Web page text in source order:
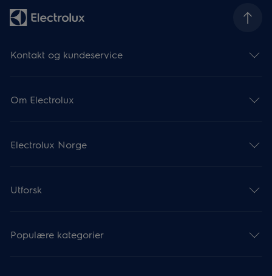
Kontakt og kundeservice
Om Electrolux
Electrolux Norge
Utforsk
Populære kategorier